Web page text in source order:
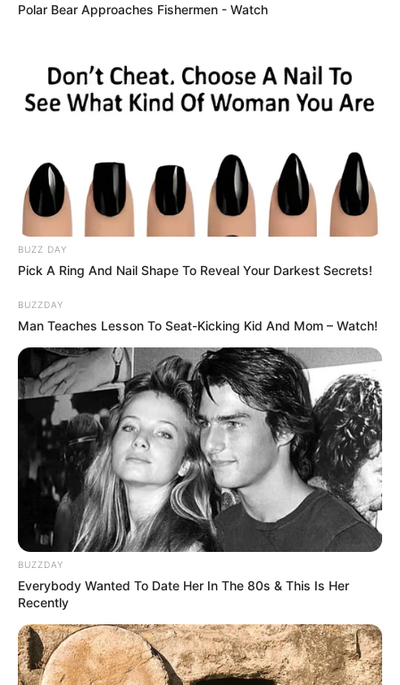
Polar Bear Approaches Fishermen - Watch
BUZZ DAY
Pick A Ring And Nail Shape To Reveal Your Darkest Secrets!
BUZZDAY
Man Teaches Lesson To Seat-Kicking Kid And Mom – Watch!
BUZZDAY
Everybody Wanted To Date Her In The 80s & This Is Her
Recently